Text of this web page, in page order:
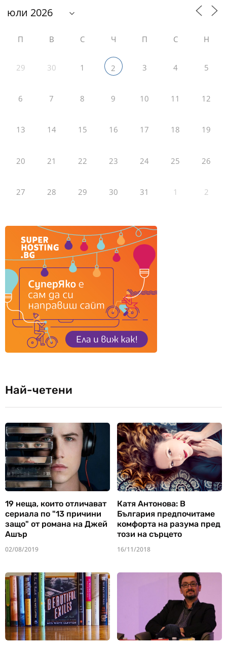
П В С Ч П С Н
29 30 1 2 3 4 5
6 7 8 9 10 11 12
13 14 15 16 17 18 19
20 21 22 23 24 25 26
27 28 29 30 31 1 2
Най-четени
19 неща, които отличават
сериала по "13 причини
защо" от романа на Джей
Ашър
02/08/2019
Катя Антонова: В
България предпочитаме
комфорта на разума пред
този на сърцето
16/11/2018